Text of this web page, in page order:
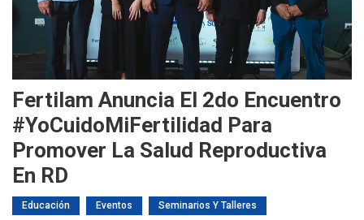
Fertilam Anuncia El 2do Encuentro
#YoCuidoMiFertilidad Para
Promover La Salud Reproductiva
En RD
Educación Eventos Seminarios Y Talleres